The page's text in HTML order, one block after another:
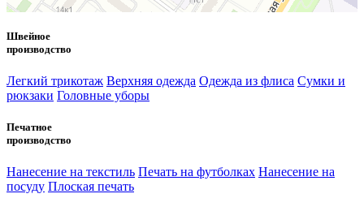
Швейное
производство
Легкий трикотаж Верхняя одежда Одежда из флиса Сумки и
рюкзаки Головные уборы
Печатное
производство
Нанесение на текстиль Печать на футболках Нанесение на
посуду Плоская печать